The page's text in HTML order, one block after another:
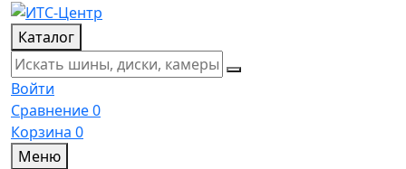
Каталог
Войти
Сравнение0
Корзина 0
Меню